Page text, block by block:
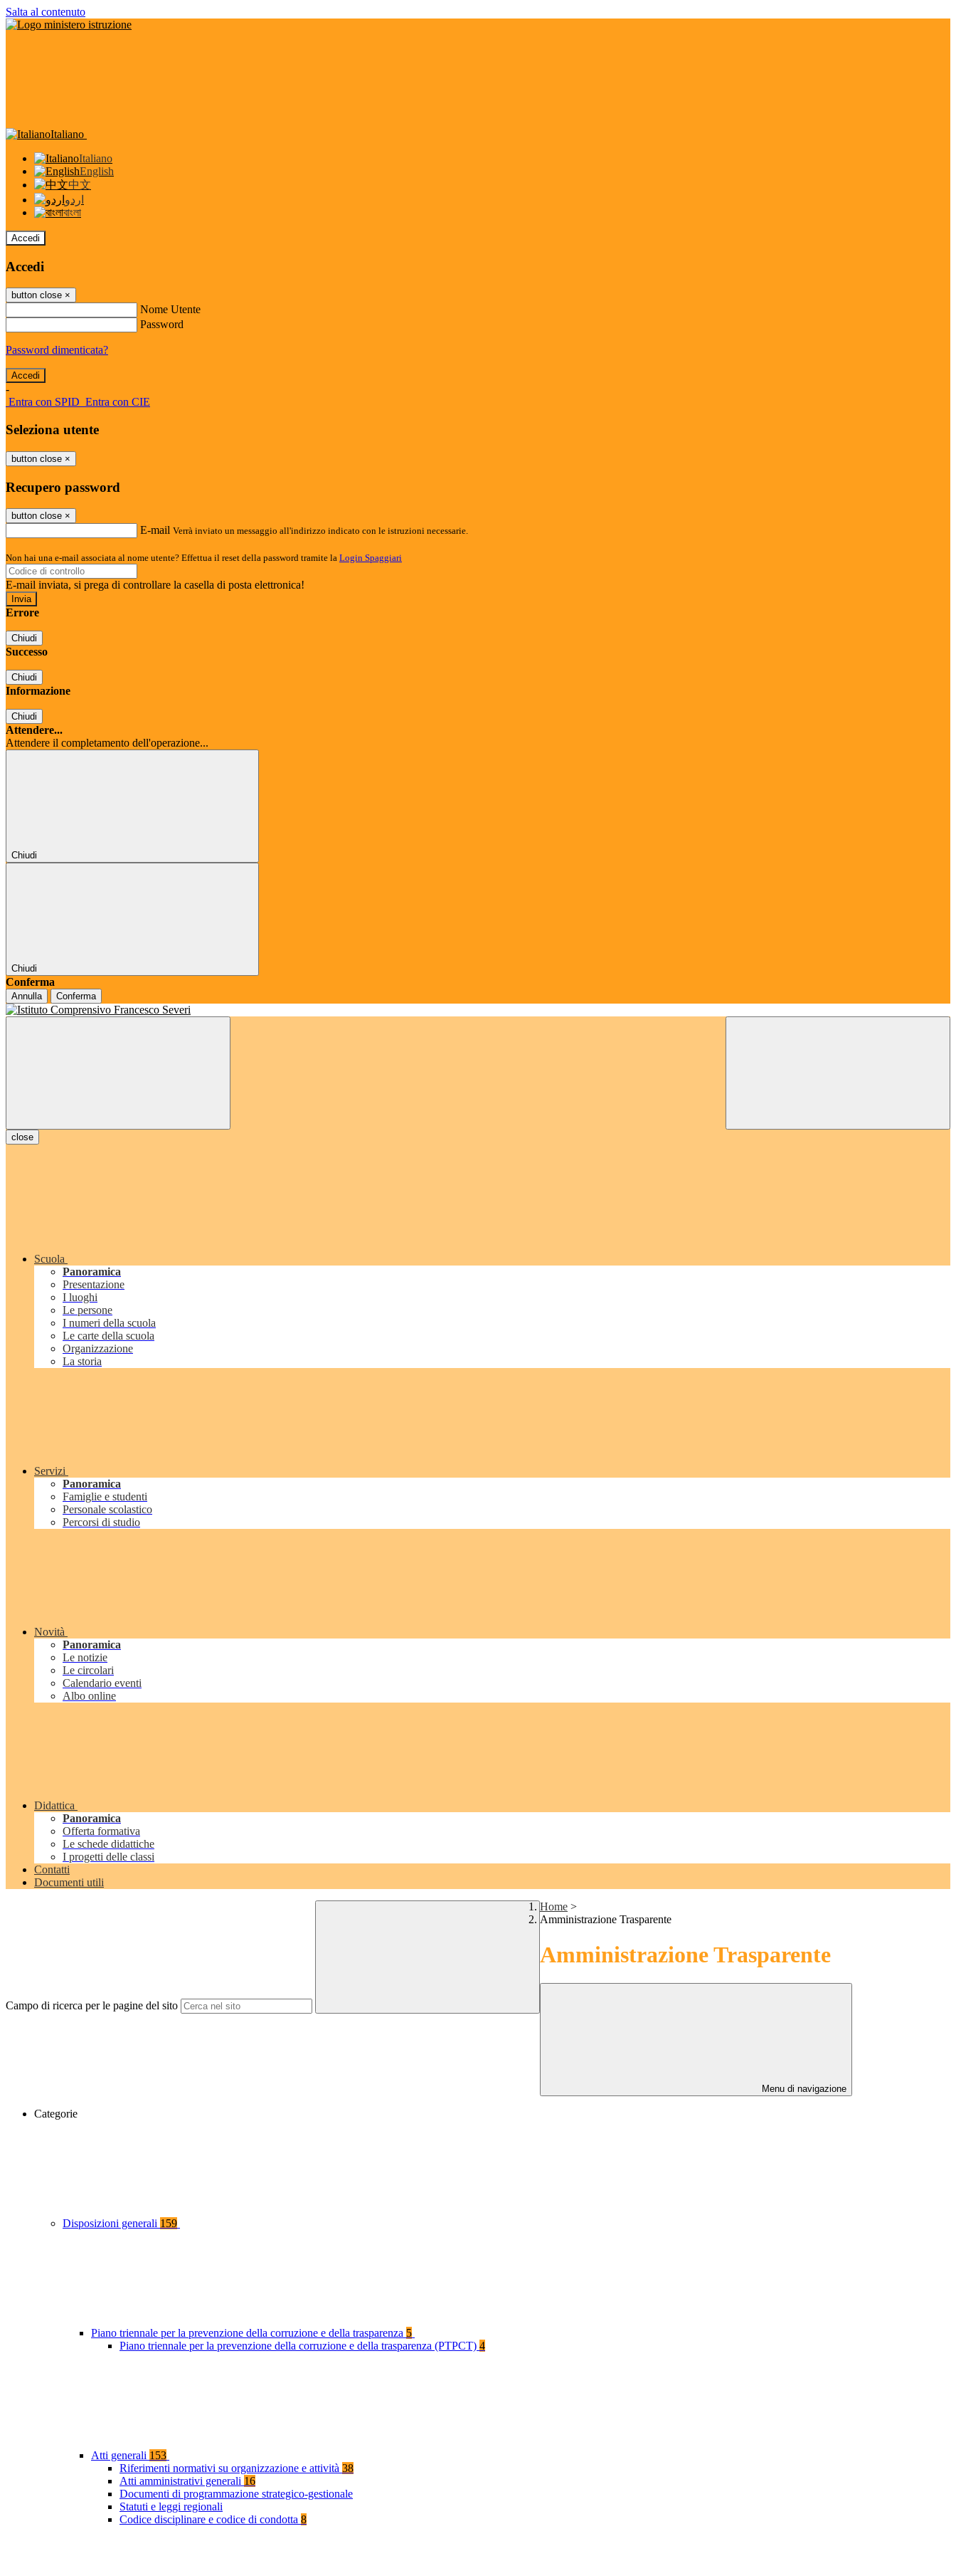
Salta al contenuto
Italiano
Italiano
English
中文
اردو
বাংলা
Accedi
Accedi
button close ×
Nome Utente
Password
Password dimenticata?
-
Entra con SPID Entra con CIE
Seleziona utente
button close ×
Recupero password
button close ×
E-mail Verrà inviato un messaggio all'indirizzo indicato con le istruzioni necessarie.
Non hai una e-mail associata al nome utente? Effettua il reset della password tramite la Login Spaggiari
E-mail inviata, si prega di controllare la casella di posta elettronica!
Errore
Chiudi
Successo
Chiudi
Informazione
Chiudi
Attendere...
Attendere il completamento dell'operazione...
Chiudi
Chiudi
Conferma
Annulla Conferma
close
Scuola
Panoramica
Presentazione
I luoghi
Le persone
I numeri della scuola
Le carte della scuola
Organizzazione
La storia
Servizi
Panoramica
Famiglie e studenti
Personale scolastico
Percorsi di studio
Novità
Panoramica
Le notizie
Le circolari
Calendario eventi
Albo online
Didattica
Panoramica
Offerta formativa
Le schede didattiche
I progetti delle classi
Contatti
Documenti utili
Campo di ricerca per le pagine del sito
Home >
Amministrazione Trasparente
Amministrazione Trasparente
Menu di navigazione
Categorie
Disposizioni generali 159
Piano triennale per la prevenzione della corruzione e della trasparenza 5
Piano triennale per la prevenzione della corruzione e della trasparenza (PTPCT) 4
Atti generali 153
Riferimenti normativi su organizzazione e attività 38
Atti amministrativi generali 16
Documenti di programmazione strategico-gestionale
Statuti e leggi regionali
Codice disciplinare e codice di condotta 8